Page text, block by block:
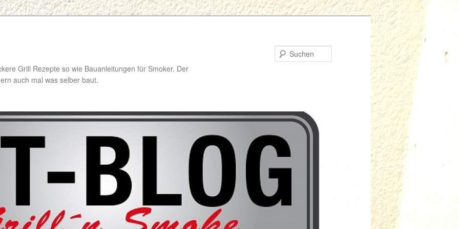
Grill Rezepte so wie Bauanleitungen für Smoker. Der
auch mal was selber baut.